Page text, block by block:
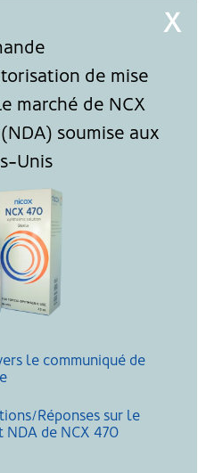
légales
droits réservés
le communiqué de
Réponses sur le
NDA de NCX 470